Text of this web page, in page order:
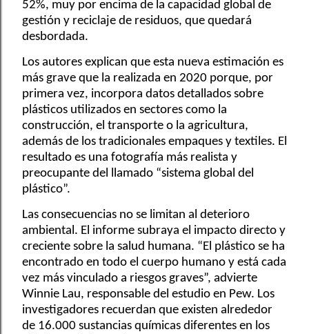
52%, muy por encima de la capacidad global de
gestión y reciclaje de residuos, que quedará
desbordada.
Los autores explican que esta nueva estimación es
más grave que la realizada en 2020 porque, por
primera vez, incorpora datos detallados sobre
plásticos utilizados en sectores como la
construcción, el transporte o la agricultura,
además de los tradicionales empaques y textiles. El
resultado es una fotografía más realista y
preocupante del llamado “sistema global del
plástico”.
Las consecuencias no se limitan al deterioro
ambiental. El informe subraya el impacto directo y
creciente sobre la salud humana. “El plástico se ha
encontrado en todo el cuerpo humano y está cada
vez más vinculado a riesgos graves”, advierte
Winnie Lau, responsable del estudio en Pew. Los
investigadores recuerdan que existen alrededor
de 16.000 sustancias químicas diferentes en los